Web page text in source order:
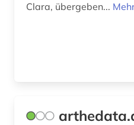
marxismus (1)
Clara, übergeben...